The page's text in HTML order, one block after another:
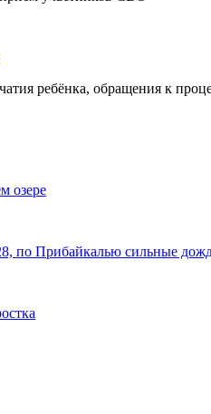
ребёнка, обращения к
озере
по Прибайкалью сильные